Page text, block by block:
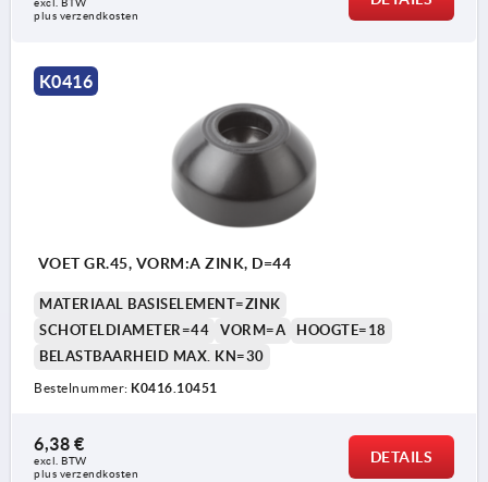
excl. BTW
plus verzendkosten
K0416
VOET GR.45, VORM:A ZINK, D=44
MATERIAAL BASISELEMENT=ZINK
SCHOTELDIAMETER=44
VORM=A
HOOGTE=18
BELASTBAARHEID MAX. KN=30
Bestelnummer: K0416.10451
6,38 €
excl. BTW
plus verzendkosten
DETAILS